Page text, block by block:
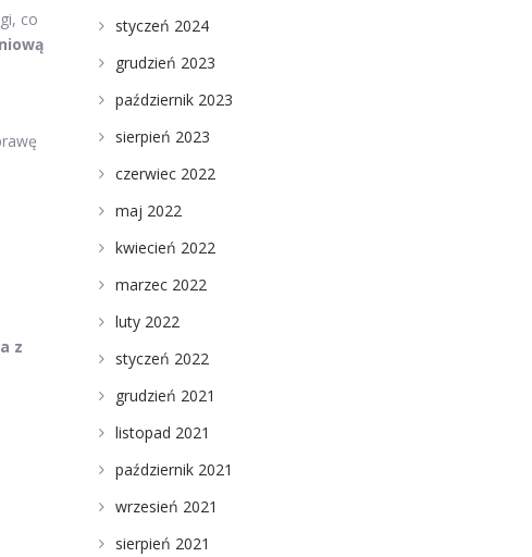
co
z
styczeń 2024
grudzień 2023
październik 2023
sierpień 2023
czerwiec 2022
maj 2022
kwiecień 2022
marzec 2022
luty 2022
styczeń 2022
grudzień 2021
listopad 2021
październik 2021
wrzesień 2021
sierpień 2021